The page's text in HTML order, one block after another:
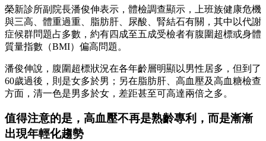
榮新診所副院長潘俊伸表示，體檢調查顯示，上班族健康危機
與三高、體重過重、脂肪肝、尿酸、腎結石有關，其中以代謝
症候群問題占多數，約有四成至五成受檢者有腹圍超標或身體
質量指數（BMI）偏高問題。
潘俊伸說，腹圍超標狀況在各年齡層明顯以男性居多，但到了
60歲過後，則是女多於男；另在脂肪肝、高血壓及高血糖檢查
方面，清一色是男多於女，差距甚至可高達兩倍之多。
值得注意的是，高血壓不再是熟齡專利，而是漸漸
出現年輕化趨勢